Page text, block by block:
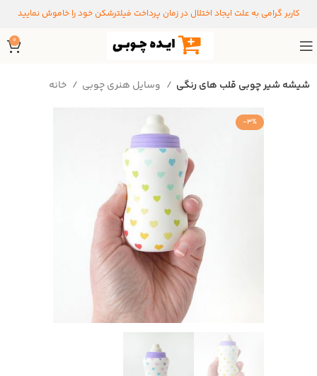
کاربر گرامی به علت ایجاد اختلال در زمان پرداخت فیلترشکن خود را خاموش نمایید
0
خانه شیشه شیر چوبی قلب های رنگی
-3%